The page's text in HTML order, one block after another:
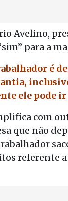
Avelino,
para a
é
ele pode ir
com
que não
referente